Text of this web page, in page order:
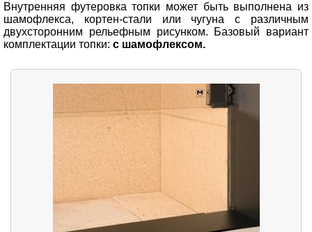
Внутренняя футеровка топки может быть выполнена из
шамофлекса, кортен-стали или чугуна с различным
двухсторонним рельефным рисунком. Базовый вариант
комплектации топки: с шамофлексом.